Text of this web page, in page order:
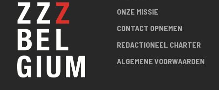
ONZE MISSIE
CONTACT OPNEMEN
REDACTIONEEL CHARTER
ALGEMENE VOORWAARDEN